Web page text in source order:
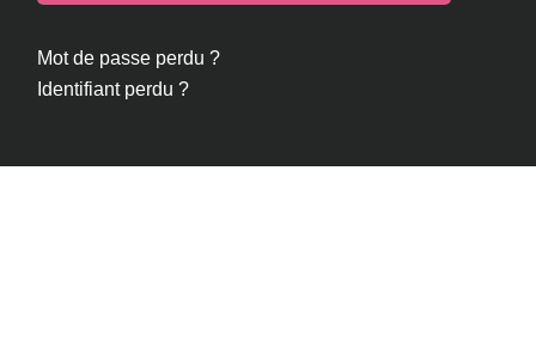
Mot de passe perdu ?
Identifiant perdu ?